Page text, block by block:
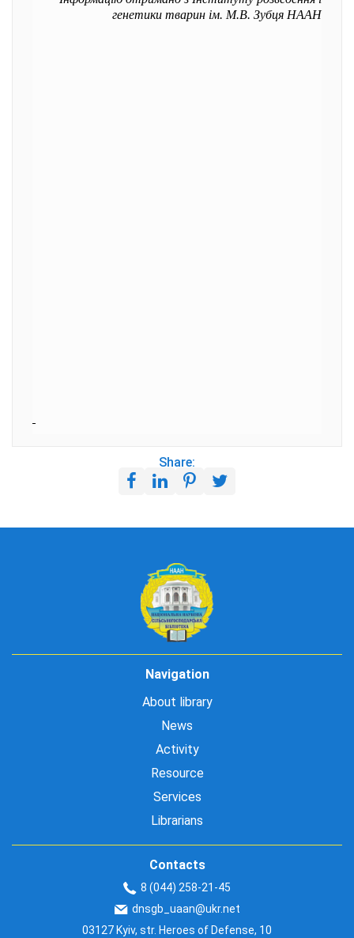
генетики тварин ім. М.В. Зубця НААН
Share:
Navigation
About library
News
Activity
Resource
Services
Librarians
Contacts
8 (044) 258-21-45
dnsgb_uaan@ukr.net
03127 Kyiv, str. Heroes of Defense, 10